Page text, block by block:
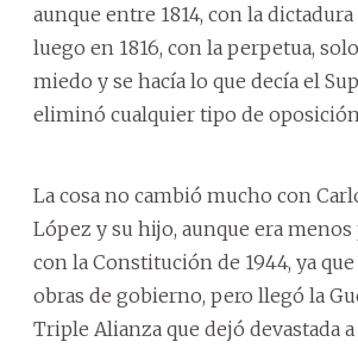
aunque entre 1814, con la
luego en 1816, con la perpetua,
miedo y se hacía lo que decía el
eliminó cualquier tipo de
La cosa no cambió mucho con
López y su hijo, aunque era
con la Constitución de 1944, ya
obras de gobierno, pero llegó la
Triple Alianza que dejó devastada